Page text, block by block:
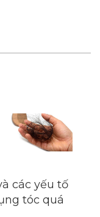
các yếu tố
tóc quá